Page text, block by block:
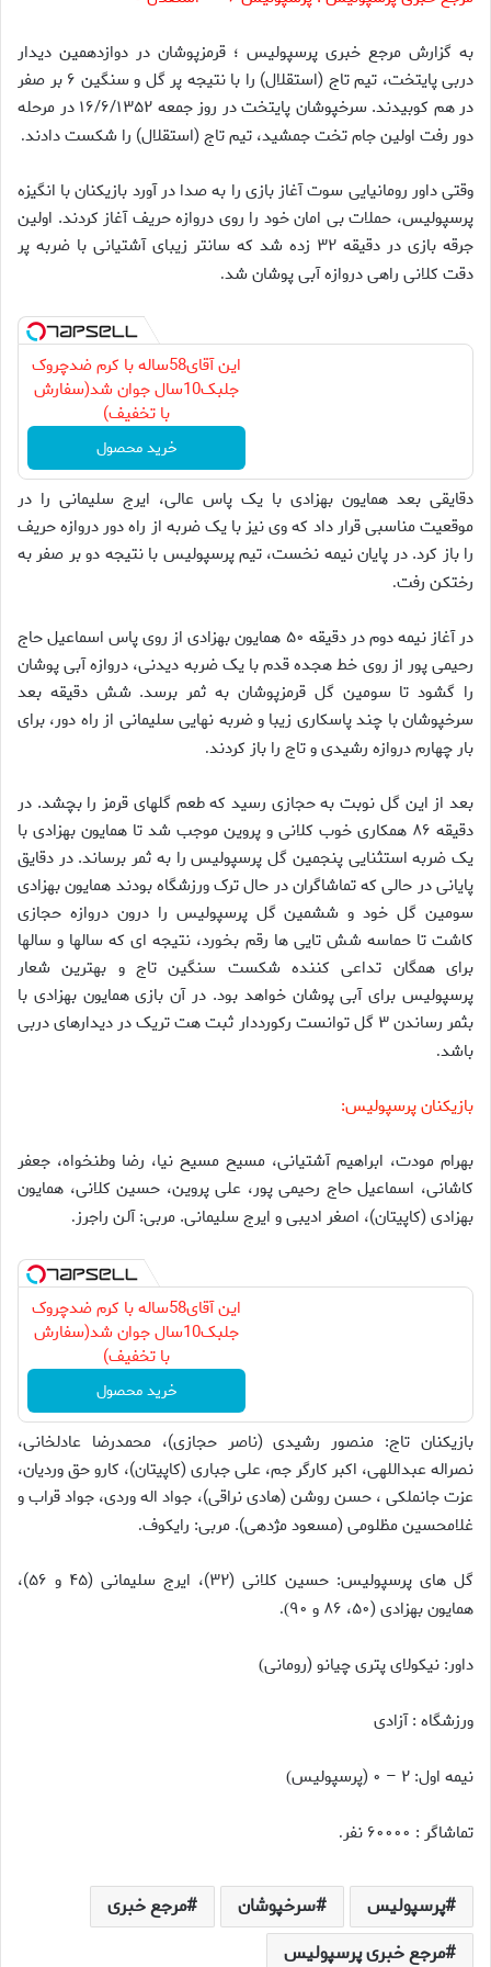
به گزارش مرجع خبری پرسپولیس ؛ قرمزپوشان در دوازدهمین دیدار
دربی پایتخت، تیم تاج (استقلال) را با نتیجه پر گل و سنگین ۶ بر صفر
در هم کوبیدند. سرخپوشان پایتخت در روز جمعه ۱۶/۶/۱۳۵۲ در مرحله
دور رفت اولین جام تخت جمشید، تیم تاج (استقلال) را شکست دادند.
وقتی داور رومانیایی سوت آغاز بازی را به صدا در آورد بازیکنان با انگیزه
پرسپولیس، حملات بی امان خود را روی دروازه حریف آغاز کردند. اولین
جرقه بازی در دقیقه ۳۲ زده شد که سانتر زیبای آشتیانی با ضربه پر
دقت کلانی راهی دروازه آبی پوشان شد.
این آقای58ساله با کرم ضدچروک
جلبک10سال جوان شد(سفارش
با تخفیف)
خرید محصول
دقایقی بعد همایون بهزادی با یک پاس عالی، ایرج سلیمانی را در
موقعیت مناسبی قرار داد که وی نیز با یک ضربه از راه دور دروازه حریف
را باز کرد. در پایان نیمه نخست، تیم پرسپولیس با نتیجه دو بر صفر به
رختکن رفت.
در آغاز نیمه دوم در دقیقه ۵۰ همایون بهزادی از روی پاس اسماعیل حاج
رحیمی پور از روی خط هجده قدم با یک ضربه دیدنی، دروازه آبی پوشان
را گشود تا سومین گل قرمزپوشان به ثمر برسد. شش دقیقه بعد
سرخپوشان با چند پاسکاری زیبا و ضربه نهایی سلیمانی از راه دور، برای
بار چهارم دروازه رشیدی و تاج را باز کردند.
بعد از این گل نوبت به حجازی رسید که طعم گلهای قرمز را بچشد. در
دقیقه ۸۶ همکاری خوب کلانی و پروین موجب شد تا همایون بهزادی با
یک ضربه استثنایی پنجمین گل پرسپولیس را به ثمر برساند. در دقایق
پایانی در حالی که تماشاگران در حال ترک ورزشگاه بودند همایون بهزادی
سومین گل خود و ششمین گل پرسپولیس را درون دروازه حجازی
کاشت تا حماسه شش تایی ها رقم بخورد، نتیجه ای که سالها و سالها
برای همگان تداعی کننده شکست سنگین تاج و بهترین شعار
پرسپولیس برای آبی پوشان خواهد بود. در آن بازی همایون بهزادی با
بثمر رساندن ۳ گل توانست رکورددار ثبت هت تریک در دیدارهای دربی
باشد.
بازیکنان پرسپولیس:
بهرام مودت، ابراهیم آشتیانی، مسیح مسیح نیا، رضا وطنخواه، جعفر
کاشانی، اسماعیل حاج رحیمی پور، علی پروین، حسین کلانی، همایون
بهزادی (کاپیتان)، اصغر ادیبی و ایرج سلیمانی. مربی: آلن راجرز.
این آقای58ساله با کرم ضدچروک
جلبک10سال جوان شد(سفارش
با تخفیف)
خرید محصول
بازیکنان تاج: منصور رشیدی (ناصر حجازی)، محمدرضا عادلخانی،
نصراله عبداللهی، اکبر کارگر جم، علی جباری (کاپیتان)، کارو حق وردیان،
عزت جانملکی ، حسن روشن (هادی نراقی)، جواد اله وردی، جواد قراب و
غلامحسین مظلومی (مسعود مژدهی). مربی: رایکوف.
گل های پرسپولیس: حسین کلانی (۳۲)، ایرج سلیمانی (۴۵ و ۵۶)،
همایون بهزادی (۵۰، ۸۶ و ۹۰
).
داور: نیکولای پتری چیانو (رومانی)
ورزشگاه : آزادی
نیمه اول: ۲ – ۰ (پرسپولیس )
تماشاگر : ۶۰۰۰۰ نفر .
پرسپولیس سرخپوشان
مرجع خبری
مرجع خبری پرسپولیس